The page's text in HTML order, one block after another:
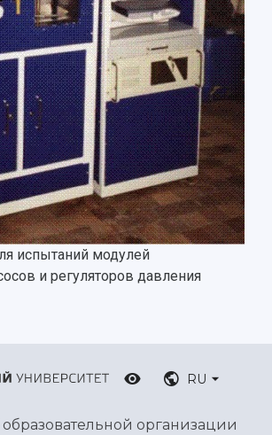
испытаний модулей
и регуляторов давления
RU
организации